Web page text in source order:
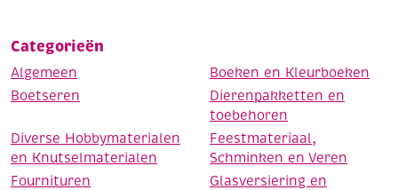
Categorieën
Algemeen
Boeken en Kleurboeken
Boetseren
Dierenpakketten en
toebehoren
Diverse Hobbymaterialen
en Knutselmaterialen
Feestmateriaal,
Schminken en Veren
Fournituren
Glasversiering en